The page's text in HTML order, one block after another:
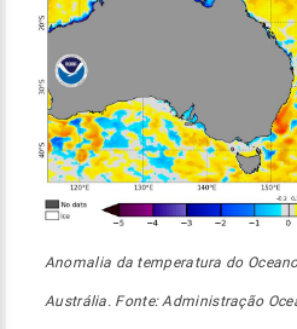
Anomalia da temperatura do
Austrália. Fonte: Administração